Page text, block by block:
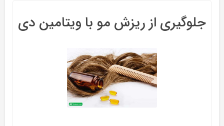
جلوگیری از ریزش مو با ویتامین دی